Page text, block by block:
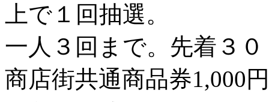
上で１回抽選。
一人３回まで。先着３
商店街共通商品券1,000